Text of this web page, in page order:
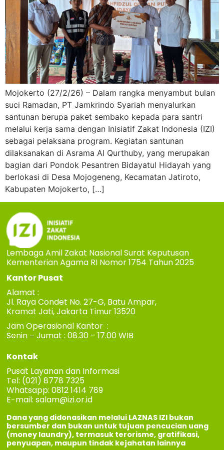
Mojokerto (27/2/26) – Dalam rangka menyambut bulan
suci Ramadan, PT Jamkrindo Syariah menyalurkan
santunan berupa paket sembako kepada para santri
melalui kerja sama dengan Inisiatif Zakat Indonesia (IZI)
sebagai pelaksana program. Kegiatan santunan
dilaksanakan di Asrama Al Qurthuby, yang merupakan
bagian dari Pondok Pesantren Bidayatul Hidayah yang
berlokasi di Desa Mojogeneng, Kecamatan Jatiroto,
Kabupaten Mojokerto, […]
Lembaga Amil Zakat Nasional Surat Keputusan
Kementerian Agama RI Nomor 1754 Tahun 2025
Kantor Pusat
Alamat :
Jl. Raya Condet No. 27-G, Batu Ampar,
Kramat Jati, Jakarta Timur 13520
Jam Operasional Kantor :
Senin – Jumat : 08.30 – 17.00 WIB
Kontak
Pusat Layanan dan Informasi
Tel: (021) 8778 7325
Whatsapp: 0812 1414 789
E-mail:salam@izi.or.id
Dana yang didonasikan melalui LAZNAS IZI bukan
bersumber dan bukan untuk tujuan pencucian uang
(money laundry), termasuk terorisme, gratifikasi,
penyuapan, maupun tindak kejahatan lainnya